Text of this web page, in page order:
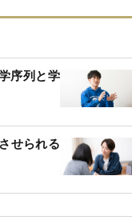
序列と学
せられる